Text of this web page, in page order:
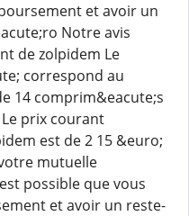
et avoir un
Notre avis
de zolpidem Le
correspond au
14 comprim&eacute;s
prix courant
est de 2 15 &euro;
mutuelle
possible que vous
et avoir un reste-